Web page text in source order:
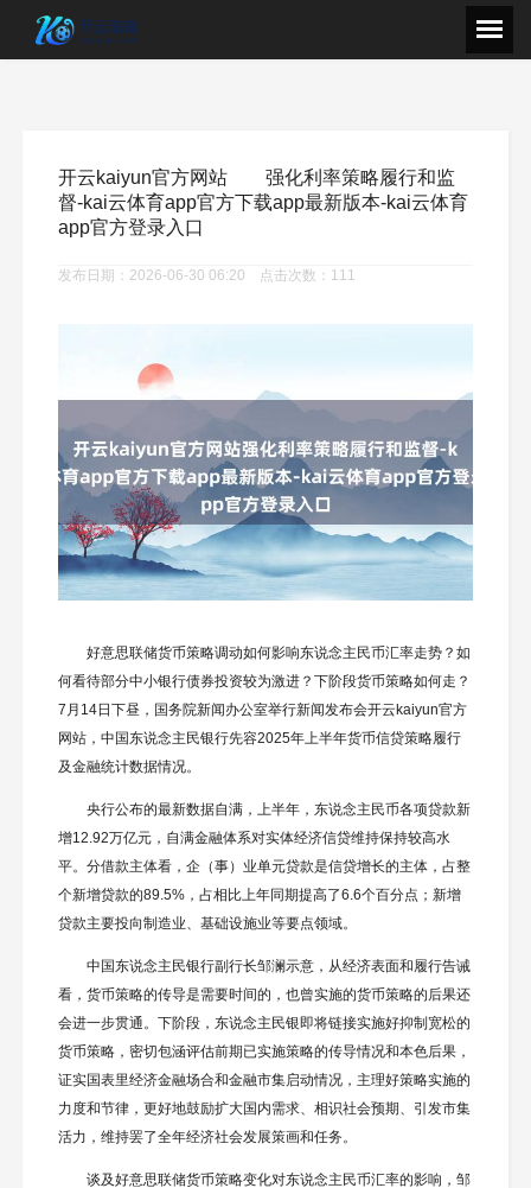
开云kaiyun官方网站 强化利率策略履行和监
督-kai云体育app官方下载app最新版本-kai云体育
app官方登录入口
发布日期：2026-06-30 06:20 点击次数：111
好意思联储货币策略调动如何影响东说念主民币汇率走势？如
何看待部分中小银行债券投资较为激进？下阶段货币策略如何走？
7月14日下昼，国务院新闻办公室举行新闻发布会开云kaiyun官方
网站，中国东说念主民银行先容2025年上半年货币信贷策略履行
及金融统计数据情况。
央行公布的最新数据自满，上半年，东说念主民币各项贷款新
增12.92万亿元，自满金融体系对实体经济信贷维持保持较高水
平。分借款主体看，企（事）业单元贷款是信贷增长的主体，占整
个新增贷款的89.5%，占相比上年同期提高了6.6个百分点；新增
贷款主要投向制造业、基础设施业等要点领域。
中国东说念主民银行副行长邹澜示意，从经济表面和履行告诫
看，货币策略的传导是需要时间的，也曾实施的货币策略的后果还
会进一步贯通。下阶段，东说念主民银即将链接实施好抑制宽松的
货币策略，密切包涵评估前期已实施策略的传导情况和本色后果，
证实国表里经济金融场合和金融市集启动情况，主理好策略实施的
力度和节律，更好地鼓励扩大国内需求、相识社会预期、引发市集
活力，维持罢了全年经济社会发展策画和任务。
谈及好意思联储货币策略变化对东说念主民币汇率的影响，邹